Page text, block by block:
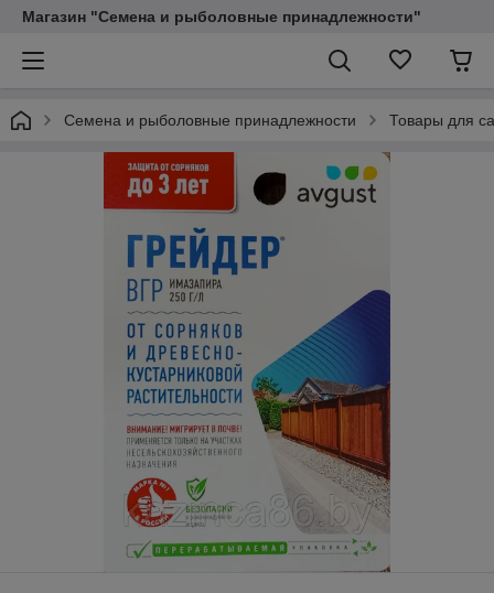
Магазин "Семена и рыболовные принадлежности"
Семена и рыболовные принадлежности Товары для